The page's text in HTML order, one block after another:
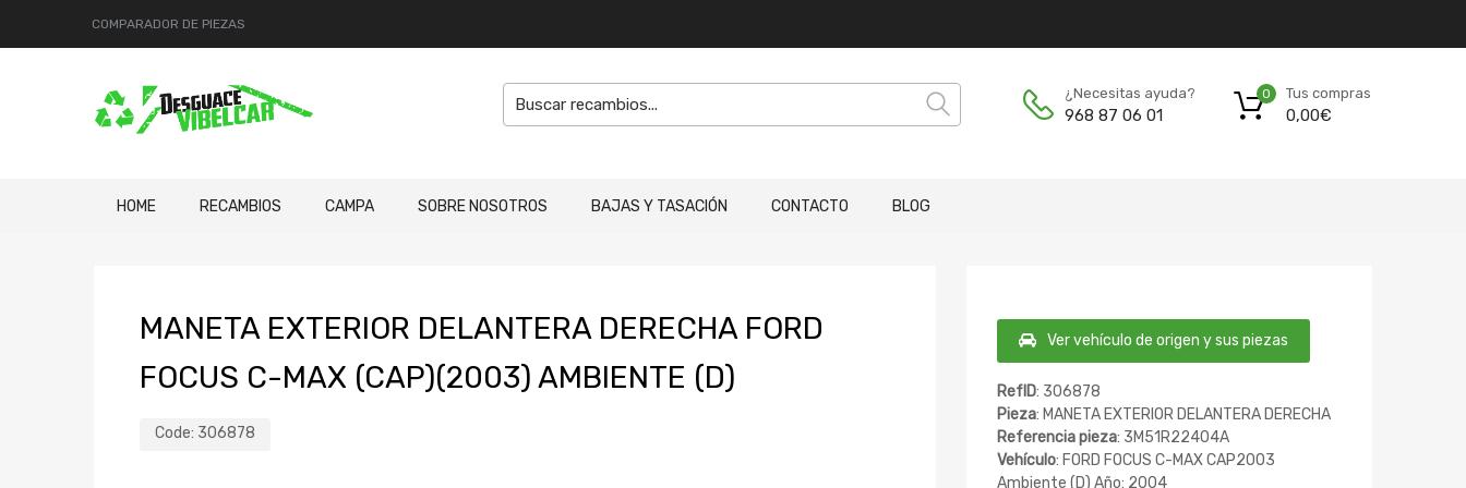
COMPARADOR DE PIEZAS
¿Necesitas ayuda?
968 87 06 01
Tus compras
0,00€
0
HOME RECAMBIOS CAMPA SOBRE NOSOTROS BAJAS Y TASACIÓN CONTACTO BLOG
MANETA EXTERIOR DELANTERA DERECHA FORD
FOCUS C-MAX (CAP)(2003) AMBIENTE (D)
Code: 306878
Ver vehículo de origen y sus piezas
RefID: 306878
Pieza: MANETA EXTERIOR DELANTERA DERECHA
Referencia pieza: 3M51R22404A
Vehículo: FORD FOCUS C-MAX CAP2003
Ambiente (D) Año: 2004